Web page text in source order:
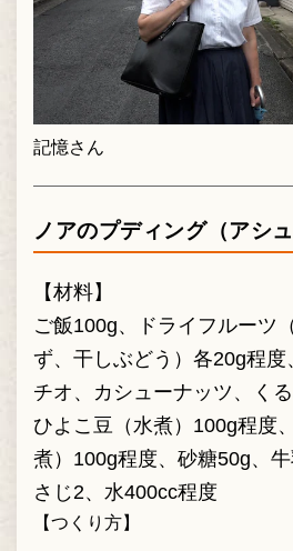
記憶さん
ノアのプディング（アシュ
【材料】
ご飯100g、ドライフルーツ
ず、干しぶどう）各20g程度
チオ、カシューナッツ、く
ひよこ豆（水煮）100g程度
煮）100g程度、砂糖50g、
さじ2、水400cc程度
【つくり方】